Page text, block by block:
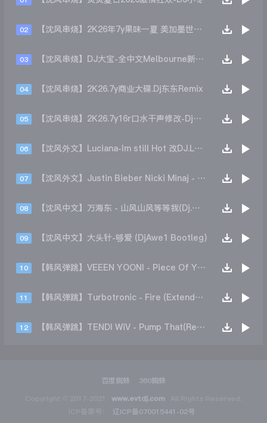
02 【沈风串烧】2K26年7y果味一夏 美加墨世界杯主题跳舞派对专辑 - Dj.阿帅
03 【沈风串烧】DJ大宝-全中文Melbourne新弹跳一飞冲天重低音上劲风暴MUSIC慢摇大碟
04 【沈风串烧】2K26.7y商业大碟.Dj东东Remix
05 【沈风串烧】2K26.7y16r口水干声修改-Dj东东Remix
06 【沈风外文】Luciana-Im still Hot 改DJ.LoZe
07 【沈风外文】Justin Bieber Nicki Minaj - Beauty And A Beat (DjHope小春 Extended Mix)
08 【沈风中文】万海东 - 山风山风等等我(Dj.阿洋 Extended Mix)
09 【沈风中文】大头针-够爱 (DjAwe1 Bootleg)
10 【韩风弹跳】VEEEN YOONI - Piece Of Your Heart (Remix)
11 【韩风弹跳】Turbotronic - Fire (Extended Mix)
12 【韩风弹跳】TENDI WiV - Pump That(Remix)
百度蜘蛛 360蜘蛛
www.evtdj.com
辽ICP备070015441-02号